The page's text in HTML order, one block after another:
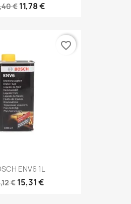
€ 11,78 €
ENV6 1L
€ 15,31 €
favorite_border